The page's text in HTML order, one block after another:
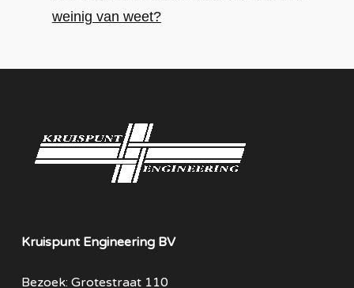
weinig van weet?
Kruispunt Engineering BV
Bezoek: Grotestraat 110